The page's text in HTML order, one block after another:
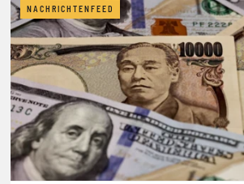
NACHRICHTENFEED